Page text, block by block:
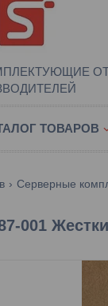
ТОВАРОВ
Серверные
001